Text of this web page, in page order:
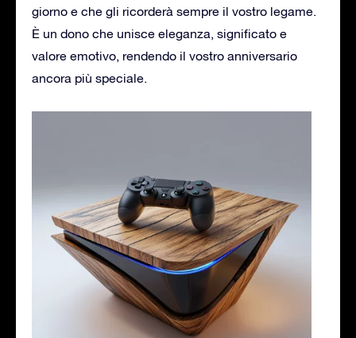
giorno e che gli ricorderà sempre il vostro legame.
È un dono che unisce eleganza, significato e
valore emotivo, rendendo il vostro anniversario
ancora più speciale.